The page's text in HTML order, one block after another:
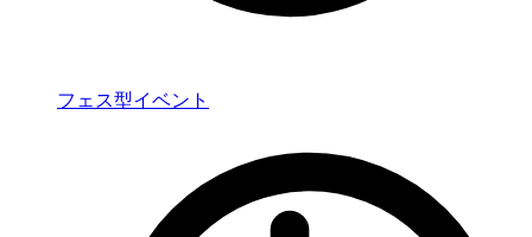
フェス型イベント